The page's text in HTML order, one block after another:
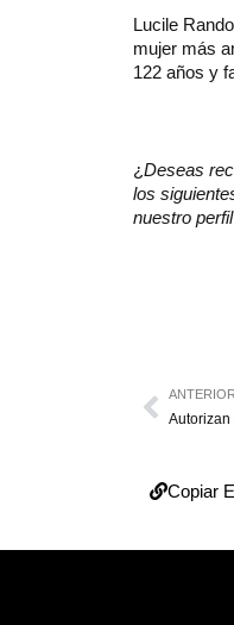
Lucile
mujer más
122 años y
¿Deseas
los
nuestro
ANTERIOR
Copiar